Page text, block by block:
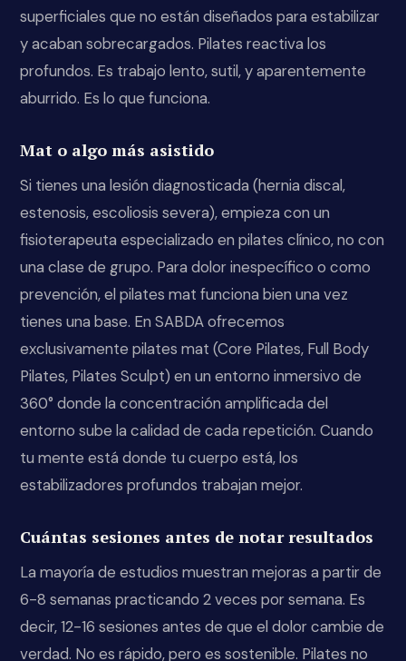
superficiales que no están diseñados para estabilizar
y acaban sobrecargados. Pilates reactiva los
profundos. Es trabajo lento, sutil, y aparentemente
aburrido. Es lo que funciona.
Mat o algo más asistido
Si tienes una lesión diagnosticada (hernia discal,
estenosis, escoliosis severa), empieza con un
fisioterapeuta especializado en pilates clínico, no con
una clase de grupo. Para dolor inespecífico o como
prevención, el pilates mat funciona bien una vez
tienes una base. En SABDA ofrecemos
exclusivamente pilates mat (Core Pilates, Full Body
Pilates, Pilates Sculpt) en un entorno inmersivo de
360° donde la concentración amplificada del
entorno sube la calidad de cada repetición. Cuando
tu mente está donde tu cuerpo está, los
estabilizadores profundos trabajan mejor.
Cuántas sesiones antes de notar resultados
La mayoría de estudios muestran mejoras a partir de
6-8 semanas practicando 2 veces por semana. Es
decir, 12-16 sesiones antes de que el dolor cambie de
verdad. No es rápido, pero es sostenible. Pilates no